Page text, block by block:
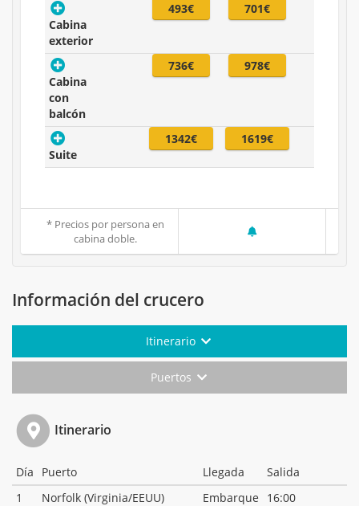
Cabina
exterior
493€ 701€
Cabina
con
balcón
736€ 978€
Suite
1342€ 1619€
* Precios por persona en
cabina doble.
Información del crucero
Itinerario
Puertos
Itinerario
Día Puerto Llegada
Salida
1
Norfolk (Virginia/EEUU) Embarque
16:00